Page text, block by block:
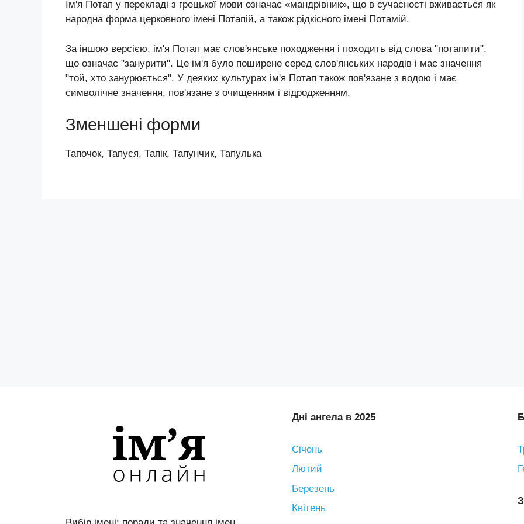
Ім'я Потап у перекладі з грецької мови означає «мандрівник», що в сучасності вживається як
народна форма церковного імені Потапій, а також рідкісного імені Потамій.
За іншою версією, ім'я Потап має слов'янське походження і походить від слова "потапити",
що означає "занурити". Це ім'я було поширене серед слов'янських народів і має значення
"той, хто занурюється". У деяких культурах ім'я Потап також пов'язане з водою і має
символічне значення, пов'язане з очищенням і відродженням.
Зменшені форми
Тапочок, Тапуся, Тапік, Тапунчик, Тапулька
Дні ангела в 2025
Січень
Лютий
Березень
Квітень